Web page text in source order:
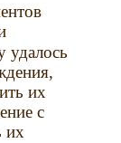
удалось
их
с
их